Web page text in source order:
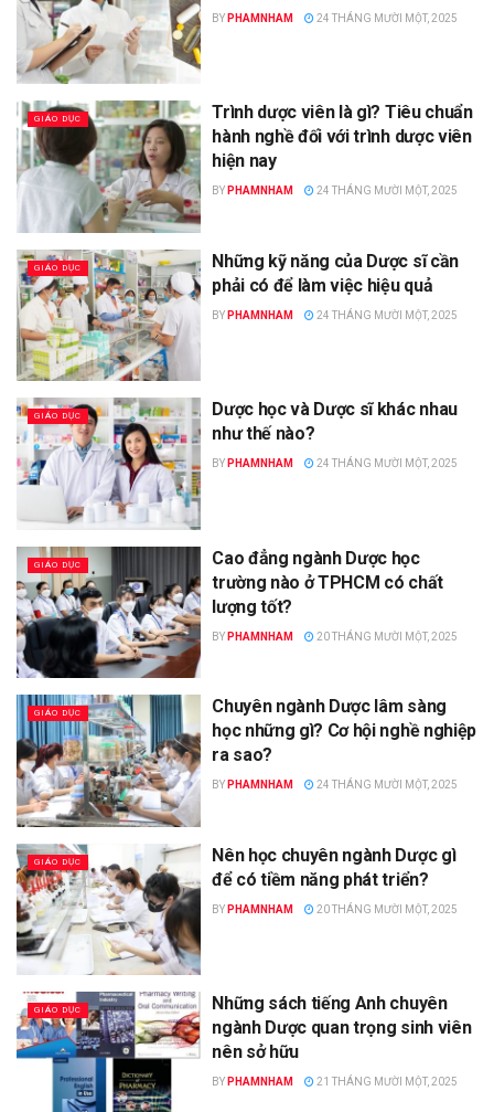
BY PHAMNHAM 24 THÁNG MƯỜI MỘT, 2025
GIÁO DỤC
Trình dược viên là gì? Tiêu chuẩn
hành nghề đối với trình dược viên
hiện nay
BY PHAMNHAM 24 THÁNG MƯỜI MỘT, 2025
GIÁO DỤC
Những kỹ năng của Dược sĩ cần
phải có để làm việc hiệu quả
BY PHAMNHAM 24 THÁNG MƯỜI MỘT, 2025
GIÁO DỤC
Dược học và Dược sĩ khác nhau
như thế nào?
BY PHAMNHAM 24 THÁNG MƯỜI MỘT, 2025
GIÁO DỤC
Cao đẳng ngành Dược học
trường nào ở TPHCM có chất
lượng tốt?
BY PHAMNHAM 20 THÁNG MƯỜI MỘT, 2025
GIÁO DỤC
Chuyên ngành Dược lâm sàng
học những gì? Cơ hội nghề nghiệp
ra sao?
BY PHAMNHAM 24 THÁNG MƯỜI MỘT, 2025
GIÁO DỤC
Nên học chuyên ngành Dược gì
để có tiềm năng phát triển?
BY PHAMNHAM 20 THÁNG MƯỜI MỘT, 2025
GIÁO DỤC
Những sách tiếng Anh chuyên
ngành Dược quan trọng sinh viên
nên sở hữu
BY PHAMNHAM 21 THÁNG MƯỜI MỘT, 2025